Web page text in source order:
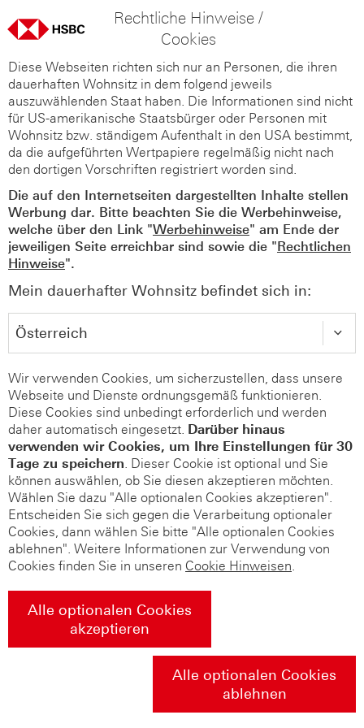
Rechtliche Hinweise /
Cookies
Diese Webseiten richten sich nur an Personen, die ihren
dauerhaften Wohnsitz in dem folgend jeweils
auszuwählenden Staat haben. Die Informationen sind nicht
für US-amerikanische Staatsbürger oder Personen mit
Wohnsitz bzw. ständigem Aufenthalt in den USA bestimmt,
da die aufgeführten Wertpapiere regelmäßig nicht nach
den dortigen Vorschriften registriert worden sind.
Die auf den Internetseiten dargestellten Inhalte stellen
Werbung dar. Bitte beachten Sie die Werbehinweise,
welche über den Link "Werbehinweise" am Ende der
jeweiligen Seite erreichbar sind sowie die "Rechtlichen
Hinweise".
Mein dauerhafter Wohnsitz befindet sich in:
Wir verwenden Cookies, um sicherzustellen, dass unsere
Webseite und Dienste ordnungsgemäß funktionieren.
Diese Cookies sind unbedingt erforderlich und werden
daher automatisch eingesetzt. Darüber hinaus
verwenden wir Cookies, um Ihre Einstellungen für 30
Tage zu speichern. Dieser Cookie ist optional und Sie
können auswählen, ob Sie diesen akzeptieren möchten.
Wählen Sie dazu "Alle optionalen Cookies akzeptieren".
Entscheiden Sie sich gegen die Verarbeitung optionaler
Cookies, dann wählen Sie bitte "Alle optionalen Cookies
ablehnen". Weitere Informationen zur Verwendung von
Cookies finden Sie in unseren Cookie Hinweisen.
Alle optionalen Cookies
akzeptieren
Alle optionalen Cookies
ablehnen